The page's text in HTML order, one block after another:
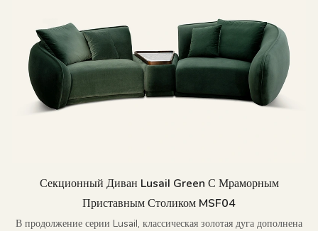
Секционный Диван Lusail Green С Мраморным
Приставным Столиком MSF04
В продолжение серии Lusail, классическая золотая дуга дополнена